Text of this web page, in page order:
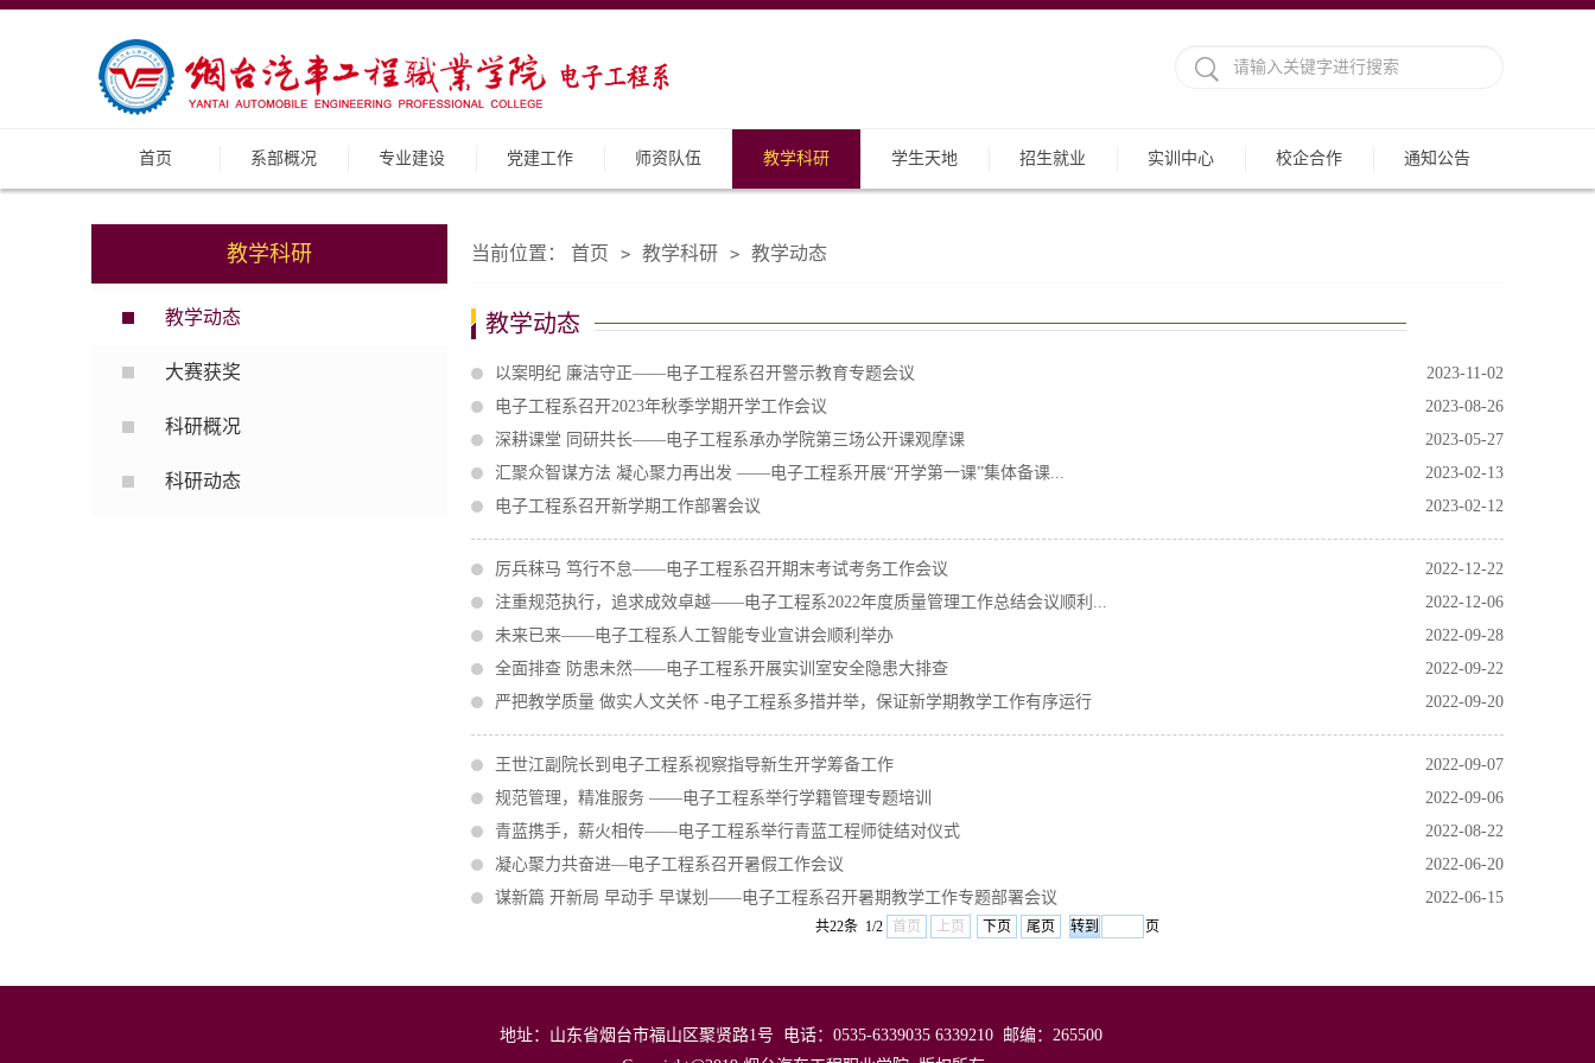
首页 系部概况 专业建设 党建工作 师资队伍 教学科研 学生天地 招生就业 实训中心 校企合作 通知公告
教学科研
教学动态
大赛获奖
科研概况
科研动态
当前位置： 首页 > 教学科研 > 教学动态
教学动态
2023-11-02
以案明纪 廉洁守正——电子工程系召开警示教育专题会议
2023-08-26
电子工程系召开2023年秋季学期开学工作会议
2023-05-27
深耕课堂 同研共长——电子工程系承办学院第三场公开课观摩课
2023-02-13
汇聚众智谋方法 凝心聚力再出发 ——电子工程系开展“开学第一课”集体备课...
2023-02-12
电子工程系召开新学期工作部署会议
2022-12-22
厉兵秣马 笃行不怠——电子工程系召开期末考试考务工作会议
2022-12-06
注重规范执行，追求成效卓越——电子工程系2022年度质量管理工作总结会议顺利...
2022-09-28
未来已来——电子工程系人工智能专业宣讲会顺利举办
2022-09-22
全面排查 防患未然——电子工程系开展实训室安全隐患大排查
2022-09-20
严把教学质量 做实人文关怀 -电子工程系多措并举，保证新学期教学工作有序运行
2022-09-07
王世江副院长到电子工程系视察指导新生开学筹备工作
2022-09-06
规范管理，精准服务 ——电子工程系举行学籍管理专题培训
2022-08-22
青蓝携手，薪火相传——电子工程系举行青蓝工程师徒结对仪式
2022-06-20
凝心聚力共奋进—电子工程系召开暑假工作会议
2022-06-15
谋新篇 开新局 早动手 早谋划——电子工程系召开暑期教学工作专题部署会议
共22条 1/2 首页 上页 下页 尾页 页
地址：山东省烟台市福山区聚贤路1号 电话：0535-6339035 6339210 邮编：265500